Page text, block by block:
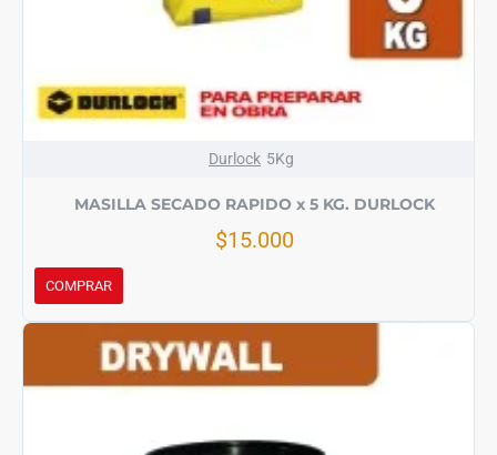
Durlock 5Kg
MASILLA SECADO RAPIDO x 5 KG. DURLOCK
$15.000
COMPRAR